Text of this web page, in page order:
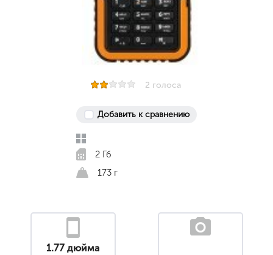
2 голоса
Добавить к сравнению
2 Гб
173 г
1.77 дюйма